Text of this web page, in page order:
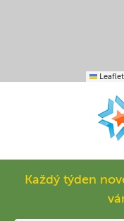
Leaflet
Každý týden